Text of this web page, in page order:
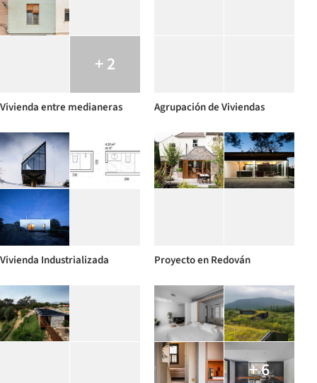
+ 2
Vivienda entre medianeras Agrupación de Viviendas
Vivienda Industrializada Proyecto en Redován
+ 6